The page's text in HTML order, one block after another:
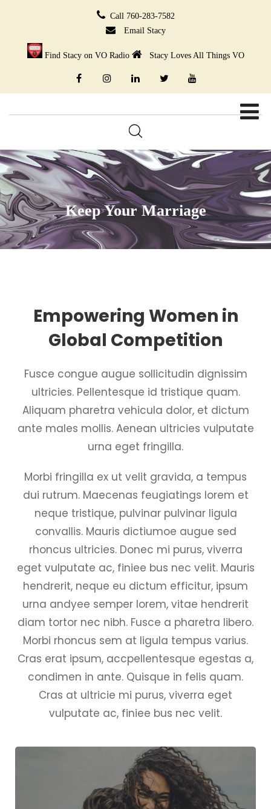
Call 760-283-7582
Email Stacy
Find Stacy on VO Radio Stacy Loves All Things VO
Keep Your Marriage
Empowering Women in
Global Competition
Fusce congue augue sollicitudin dignissim
ultricies. Pellentesque id tristique quam.
Aliquam pharetra vehicula dolor, et dictum
ante males mollis. Aenean ultricies vulputate
urna eget fringilla.
Morbi fringilla ex ut velit gravida, a tempus
dui rutrum. Maecenas feugiatings lorem et
neque tristique, pulvinar pulvinar ligula
convallis. Mauris dictiumoe augue sed
rhoncus ultricies. Donec mi purus, viverra
eget vulputate ac, finiee bus nec velit. Mauris
hendrerit, neque eu dictum efficitur, ipsum
urna andyee semper lorem, vitae hendrerit
diam tortor nec nibh. Fusce a pharetra libero.
Morbi rhoncus sem at ligula tempus varius.
Cras erat ipsum, accpellentesque egestas a,
condimen in ante. Quisque in felis quam.
Cras at ultricie mi purus, viverra eget
vulputate ac, finiee bus nec velit.